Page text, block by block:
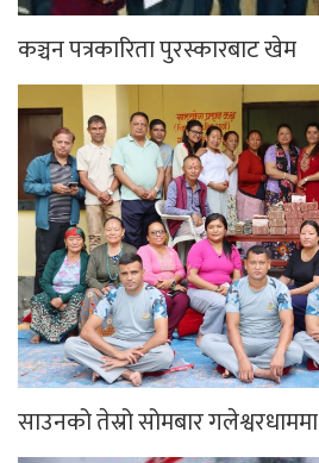
कञ्चन पत्रकारिता पुरस्कारबाट खेम
साउनको तेस्रो सोमबार गलेश्वरधाममा